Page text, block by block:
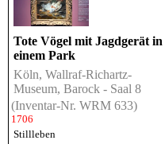
Tote Vögel mit Jagdgerät in
einem Park
Köln, Wallraf-Richartz-
Museum, Barock - Saal 8
(Inventar-Nr. WRM 633)
1706
Stillleben